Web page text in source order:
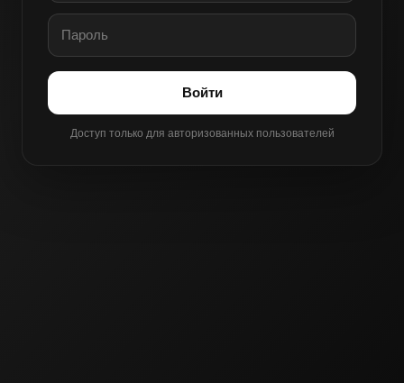
Войти
Доступ только для авторизованных пользователей